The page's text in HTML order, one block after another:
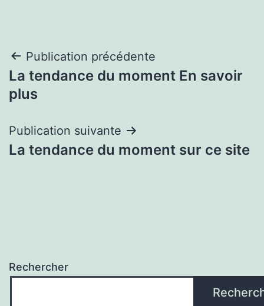
Navigation
de
Publication précédente
La tendance du moment En savoir
plus
Publication suivante
La tendance du moment sur ce site
Rechercher